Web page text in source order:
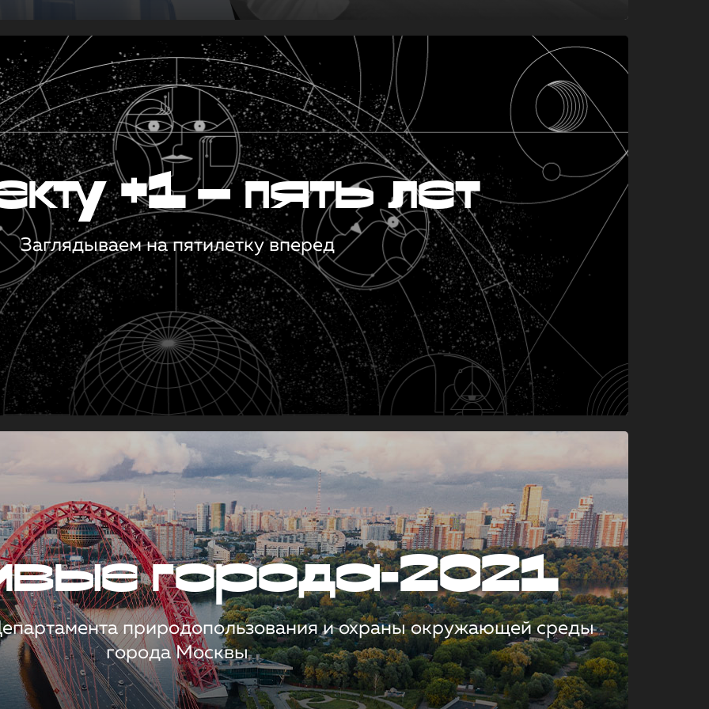
+1 — пять лет
Заглядываем на пятилетку вперед
города-2021
природопользования и охраны окружающей среды
города Москвы